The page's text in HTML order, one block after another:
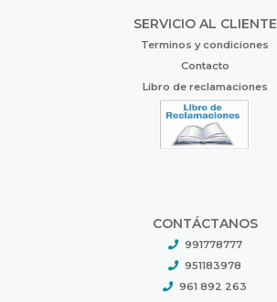
SERVICIO AL CLIENTE
Terminos y condiciones
Contacto
Libro de reclamaciones
CONTÁCTANOS
991778777
951183978
961 892 263